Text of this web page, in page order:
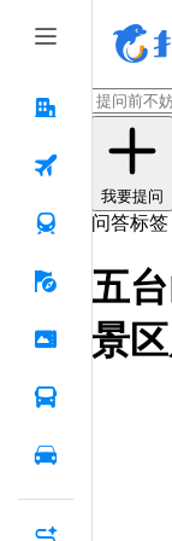
我要提问
问答标签
五
景